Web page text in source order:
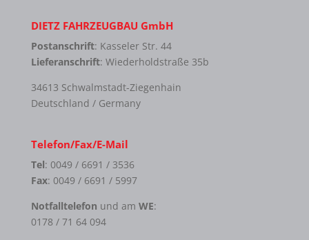
DIETZ FAHRZEUGBAU GmbH
Postanschrift: Kasseler Str. 44
Lieferanschrift: Wiederholdstraße 35b
34613 Schwalmstadt-Ziegenhain
Deutschland / Germany
Telefon/Fax/E-Mail
Tel: 0049 / 6691 / 3536
Fax: 0049 / 6691 / 5997
Notfalltelefon und am WE:
0178 / 71 64 094